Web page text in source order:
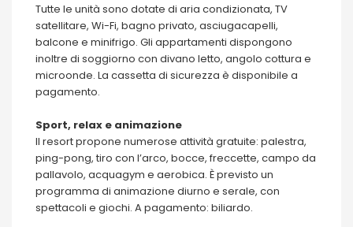
Tutte le unità sono dotate di aria condizionata, TV
satellitare, Wi-Fi, bagno privato, asciugacapelli,
balcone e minifrigo. Gli appartamenti dispongono
inoltre di soggiorno con divano letto, angolo cottura e
microonde. La cassetta di sicurezza è disponibile a
pagamento.
Sport, relax e animazione
Il resort propone numerose attività gratuite: palestra,
ping-pong, tiro con l’arco, bocce, freccette, campo da
pallavolo, acquagym e aerobica. È previsto un
programma di animazione diurno e serale, con
spettacoli e giochi. A pagamento: biliardo.